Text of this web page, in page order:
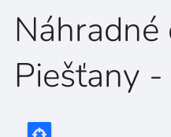
Piešťany